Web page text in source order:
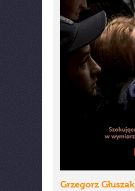
Grzegorz Głuszak